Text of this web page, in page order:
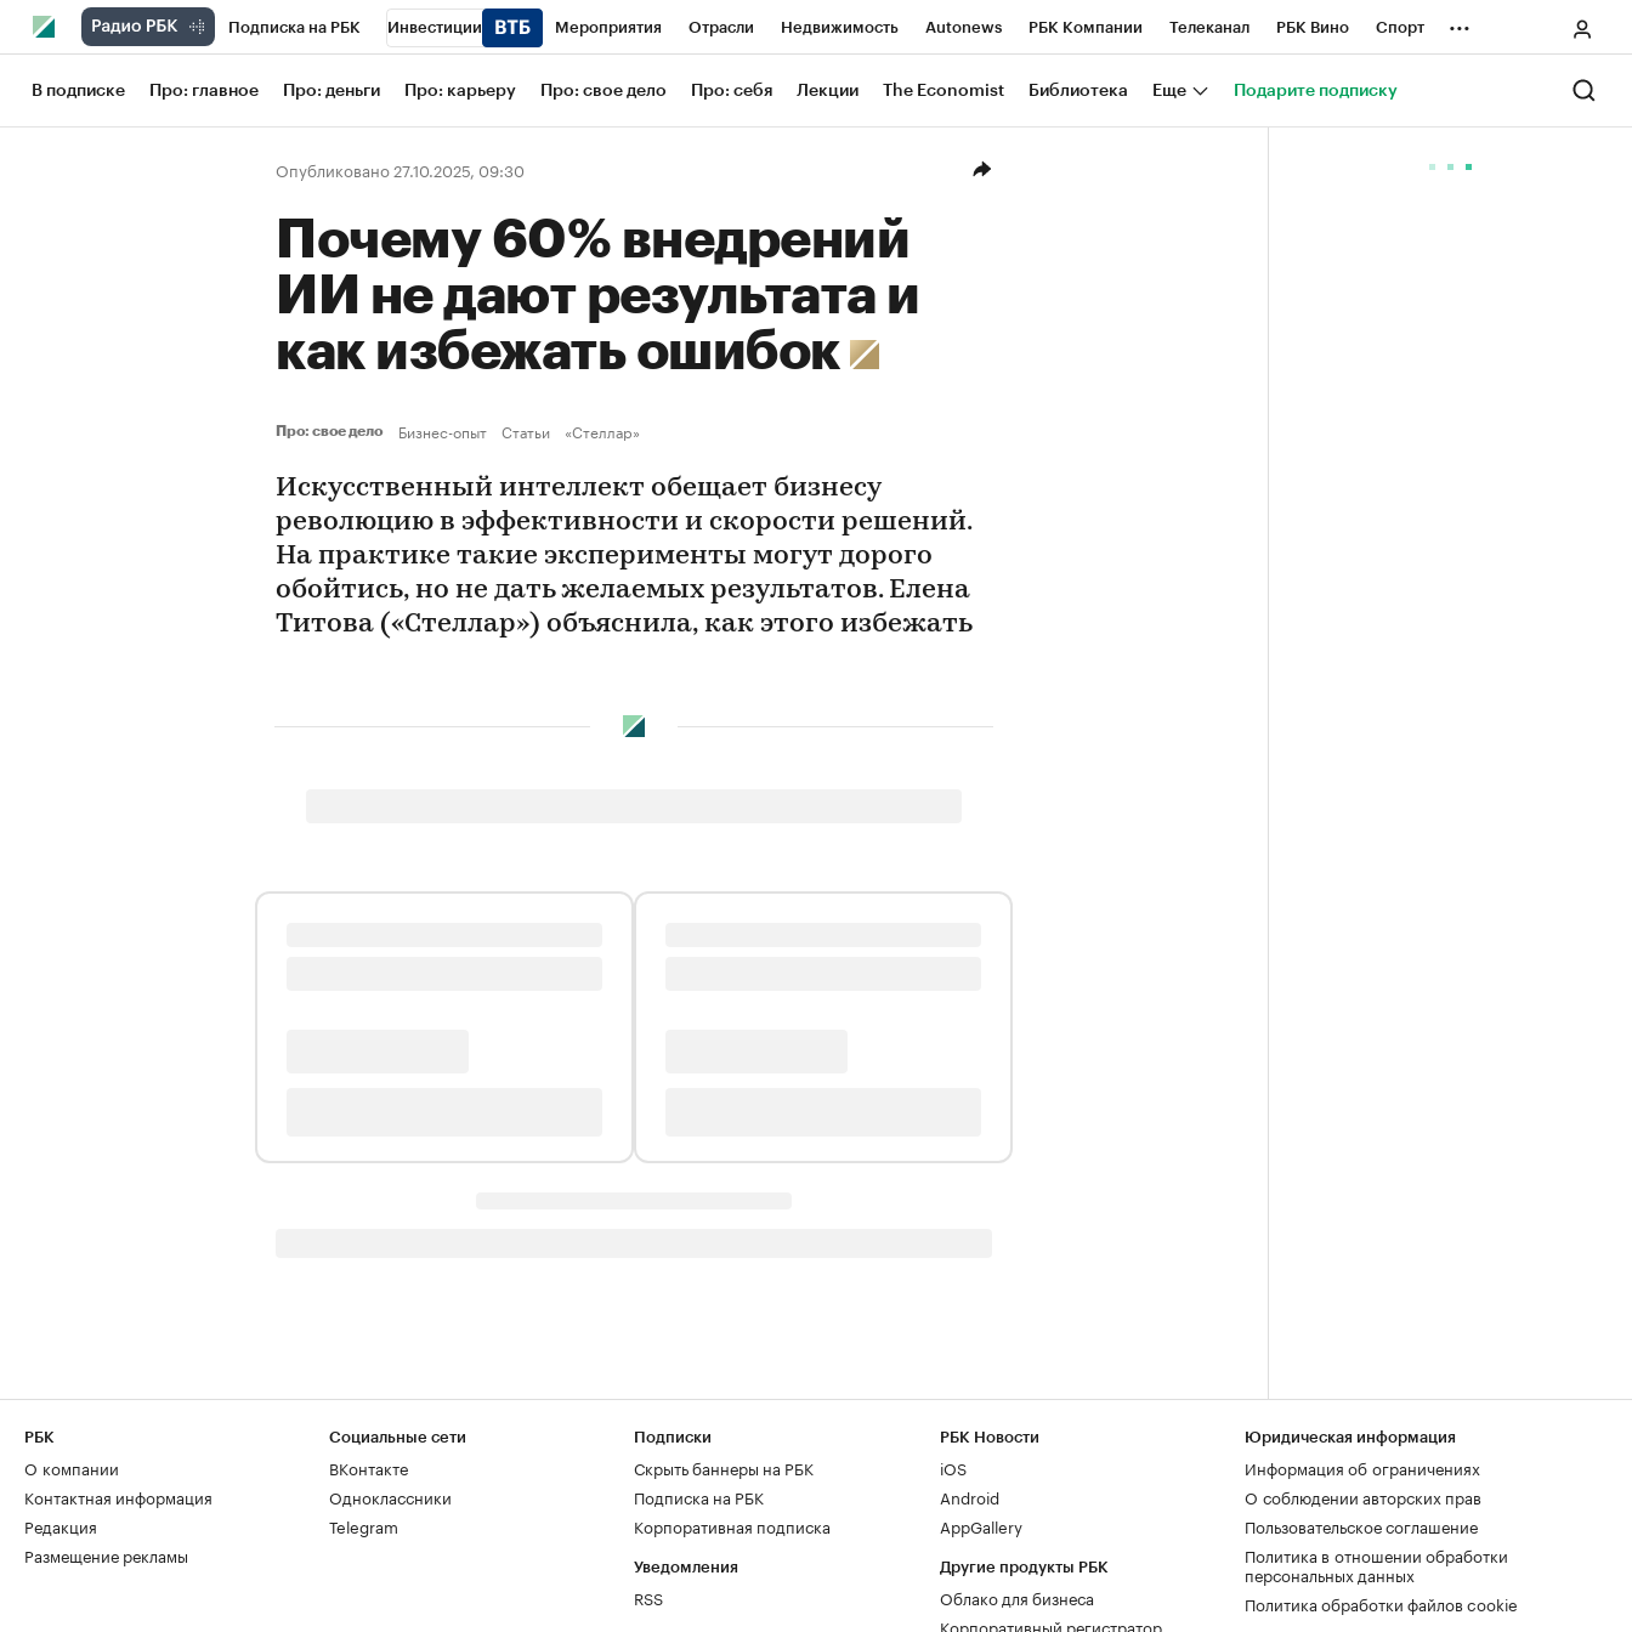
Подписка на РБК Инвестиции Мероприятия Отрасли Недвижимость Autonews РБК Компании Телеканал РБК Вино Спорт
Школа управления РБК РБК Образование РБК Life Тренды Визионеры Национальные проекты Город
Рынок наличной валюты
...
В подписке Про: главное Про: деньги Про: карьеру Про: свое дело Про: себя Лекции The Economist Библиотека Еще Подарите подписку
Опубликовано 27.10.2025, 09:30
Почему 60% внедрений
ИИ не дают результата и
как избежать ошибок
Про: свое дело Бизнес-опыт Статьи «Стеллар»
Искусственный интеллект обещает бизнесу
революцию в эффективности и скорости решений.
На практике такие эксперименты могут дорого
обойтись, но не дать желаемых результатов. Елена
Титова («Стеллар») объяснила, как этого избежать
РБК
О компании
Контактная информация
Редакция
Размещение рекламы
Социальные сети
ВКонтакте
Одноклассники
Telegram
Подписки
Скрыть баннеры на РБК
Подписка на РБК
Корпоративная подписка
Уведомления
RSS
РБК Новости
iOS
Android
AppGallery
Другие продукты РБК
Облако для бизнеса
Корпоративный регистратор
Юридическая информация
Информация об ограничениях
О соблюдении авторских прав
Пользовательское соглашение
Политика в отношении обработки
персональных данных
Политика обработки файлов cookie